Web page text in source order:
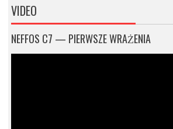
VIDEO
NEFFOS C7 — PIERWSZE WRAŻENIA